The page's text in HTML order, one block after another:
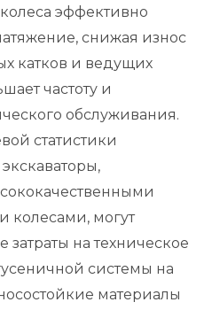
эффективно
снижая износ
катков и ведущих
частоту и
обслуживания.
статистики
могут
затраты на техническое
системы на
материалы